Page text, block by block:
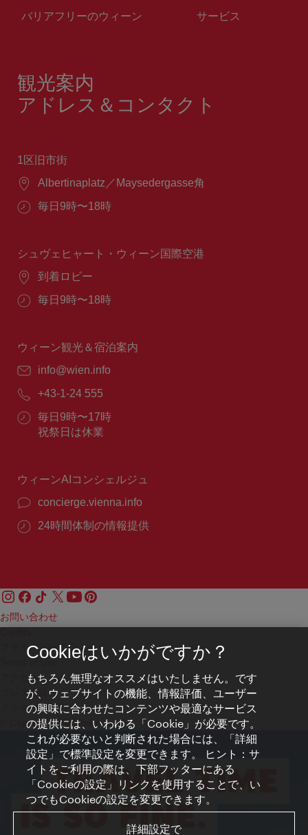
バリアフリーのウィーン サービス
観光案内
アドレス＆コンタクト
1区旧市街
場
Albertinaplatz／Maysedergasse角
営
間：
毎日9時〜18時
シュヴェヒャート・ウィーン国際空港
場
到着ロビー
営
間：
毎日9時〜18時
ウィーン観光＆宿泊案内
E
ー
ル：
info@wien.info
電
番
号：
+43-1-24 555
営
業
毎日9時〜17時
祝祭日は休業
ウィーンAIコンシェルジュ
concierge.vienna.info
24時間体制の情報提供
お問い合わせ
プライバシーポリシー
アクセシビリティ
プレス連絡先
クッキーの設定
© Copyright WienTourismus
Cookieはいかがですか？
もちろん無理なオススメはいたしません。です
が、ウェブサイトの機能、情報評価、ユーザー
の興味に合わせたコンテンツや最適なサービス
の提供には、いわゆる「Cookie」が必要です。
これが必要ないと判断された場合には、「詳細
設定」で標準設定を変更できます。 ヒント：サ
イトをご利用の際は、下部フッターにある
「Cookieの設定」リンクを使用することで、い
つでもCookieの設定を変更できます。
詳細設定で